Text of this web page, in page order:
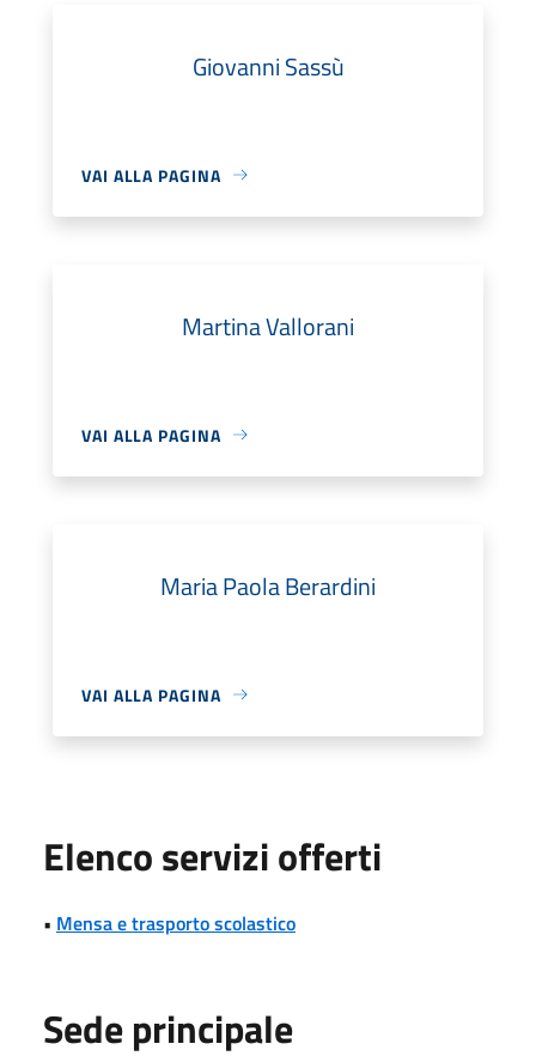
Giovanni Sassù
VAI ALLA PAGINA
Martina Vallorani
VAI ALLA PAGINA
Maria Paola Berardini
VAI ALLA PAGINA
Elenco servizi offerti
• Mensa e trasporto scolastico
Sede principale